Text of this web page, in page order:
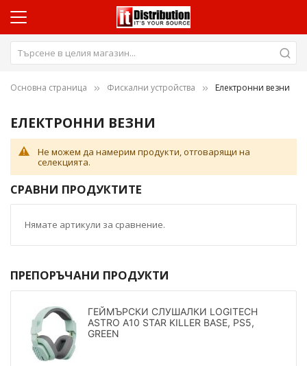
Основна страница Фискални устройства Електронни везни
ЕЛЕКТРОННИ ВЕЗНИ
Не можем да намерим продукти, отговарящи на
селекцията.
СРАВНИ ПРОДУКТИТЕ
Нямате артикули за сравнение.
ПРЕПОРЪЧАНИ ПРОДУКТИ
ГЕЙМЪРСКИ СЛУШАЛКИ LOGITECH
ASTRO A10 STAR KILLER BASE, PS5,
GREEN